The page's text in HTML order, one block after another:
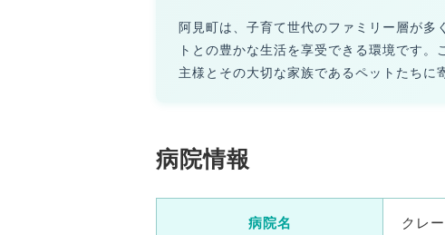
阿見町は、子育て世代のファミリー層が
トとの豊かな生活を享受できる環境です
主様とその大切な家族であるペットたちに
病院情報
病院名 クレ